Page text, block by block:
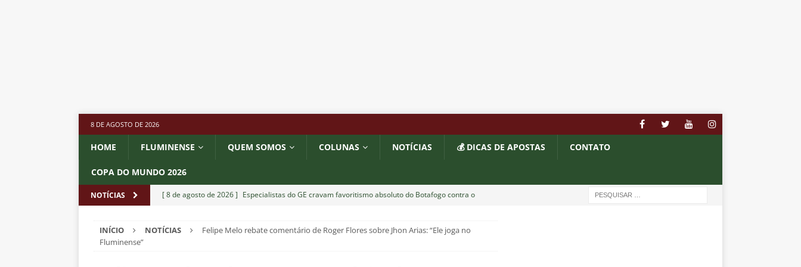
8 DE AGOSTO DE 2026
HOME FLUMINENSE QUEM SOMOS COLUNAS NOTÍCIAS 💰 DICAS DE APOSTAS CONTATO
COPA DO MUNDO 2026
NOTÍCIAS [ 8 de agosto de 2026 ] Especialistas do GE cravam favoritismo absoluto do Botafogo contra o
[ 8 de agosto de 2026 ] Botafogo x Fluminense: Previsão do tempo indica noite quente e abafada
INÍCIO NOTÍCIAS
Felipe Melo rebate comentário de Roger Flores sobre Jhon Arias: “Ele joga no
Fluminense”